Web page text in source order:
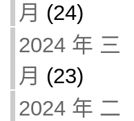
月 (24)
2024 年 三
月 (23)
2024 年 二